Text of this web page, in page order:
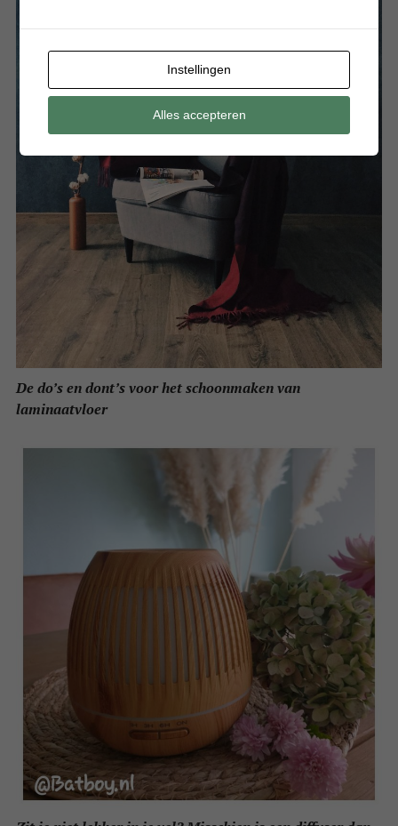
De do’s en dont’s voor het schoonmaken van
laminaatvloer
Instellingen
Alles accepteren